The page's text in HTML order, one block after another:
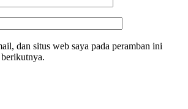
dan situs web saya pada peramban ini